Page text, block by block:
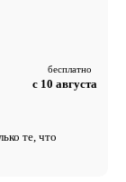
бесплатно
с 10 августа
те, что